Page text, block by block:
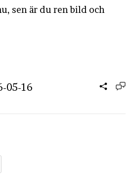
sen är du ren bild och
05-16